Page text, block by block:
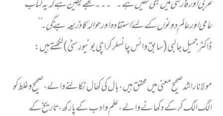
عربی اور فارسی میں بھی نہیں ہے۔‘‘ ۔۔۔ مجھے یقین ہے کہ یہ کتاب
عامی اور عالم دونوں کے لئے استفادہ اور حوالہ کا ذریعہ بنے گی ۔‘‘
ڈاکٹر جمیل جالبی ( سابق وائس چانسلر کراچی یونیورسٹی ) لکھتے ہیں:
مولا ناراشدصحیح معنی میں محقق ہیں، بال کی کھال نکالنے والے، صحیح وغلط کو
الگ الگ کر کے دکھانے والے، علم وادب کے پارکھ، تاریخ کے